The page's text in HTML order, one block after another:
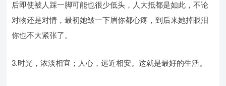
后即使被人踩一脚可能也很少低头，人大抵都是如此，不论
对物还是对情，最初她皱一下眉你都心疼，到后来她掉眼泪
你也不大紧张了。
3.时光，浓淡相宜；人心，远近相安。这就是最好的生活。